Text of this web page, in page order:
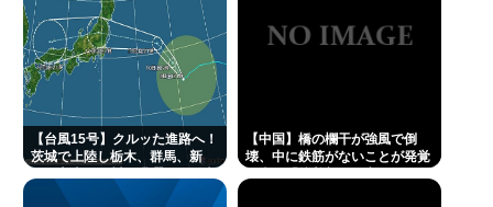
ズッズッ…ズッ…ゲホォッ！」
(📞´ん`)「はい嫌儲子供電話相談室」👧「犬は大きい
小さいのがいるのになんで猫はみんな同じ大きさな
の？」
ガチで死にたい時ってどうしたらいいの？
新しいキーボード買いたいんだけど、今のキーボー
【台風15号】クルッた進路へ！
茨城で上陸し栃木、群馬、新
【中国】橋の欄干が強風で倒
壊、中に鉄筋がないことが発覚